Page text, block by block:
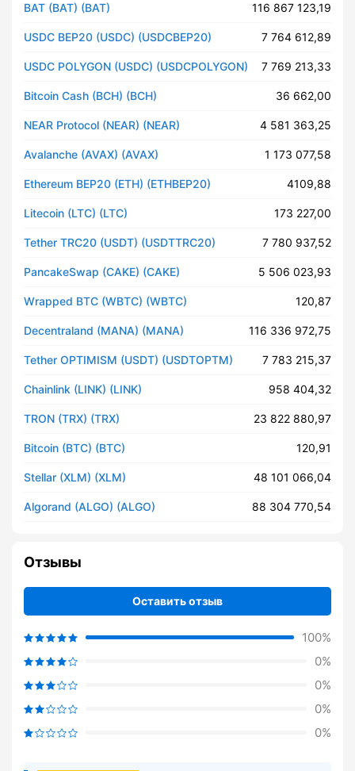
BAT (BAT) (BAT) 116 867 123,19
USDC BEP20 (USDC) (USDCBEP20) 7 764 612,89
USDC POLYGON (USDC) (USDCPOLYGON) 7 769 213,33
Bitcoin Cash (BCH) (BCH) 36 662,00
NEAR Protocol (NEAR) (NEAR) 4 581 363,25
Avalanche (AVAX) (AVAX) 1 173 077,58
Ethereum BEP20 (ETH) (ETHBEP20) 4109,88
Litecoin (LTC) (LTC) 173 227,00
Tether TRC20 (USDT) (USDTTRC20) 7 780 937,52
PancakeSwap (CAKE) (CAKE) 5 506 023,93
Wrapped BTC (WBTC) (WBTC) 120,87
Decentraland (MANA) (MANA) 116 336 972,75
Tether OPTIMISM (USDT) (USDTOPTM) 7 783 215,37
Chainlink (LINK) (LINK) 958 404,32
TRON (TRX) (TRX) 23 822 880,97
Bitcoin (BTC) (BTC) 120,91
Stellar (XLM) (XLM) 48 101 066,04
Algorand (ALGO) (ALGO) 88 304 770,54
Отзывы
Оставить отзыв
100%
0%
0%
0%
0%